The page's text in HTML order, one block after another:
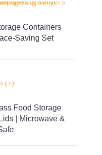
Containers
Saving Set
Food Storage
| Microwave &